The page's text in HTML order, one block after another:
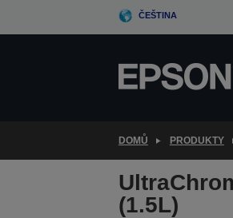
ČEŠTINA
DOMŮ PRODUKTY
(1.5L)